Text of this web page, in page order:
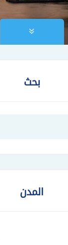
بحث
المدن